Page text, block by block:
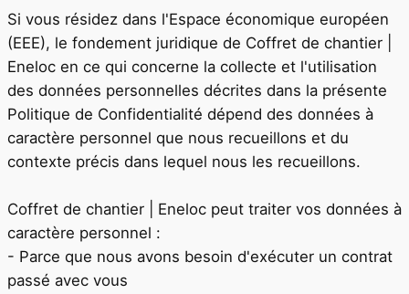
Si vous résidez dans l'Espace économique européen
(EEE), le fondement juridique de Coffret de chantier |
Eneloc en ce qui concerne la collecte et l'utilisation
des données personnelles décrites dans la présente
Politique de Confidentialité dépend des données à
caractère personnel que nous recueillons et du
contexte précis dans lequel nous les recueillons.
Coffret de chantier | Eneloc peut traiter vos données à
caractère personnel :
- Parce que nous avons besoin d'exécuter un contrat
passé avec vous